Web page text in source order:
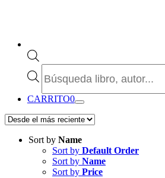
de
CARRITO0
Sort by Name
Sort by Default Order
Sort by Name
Sort by Price